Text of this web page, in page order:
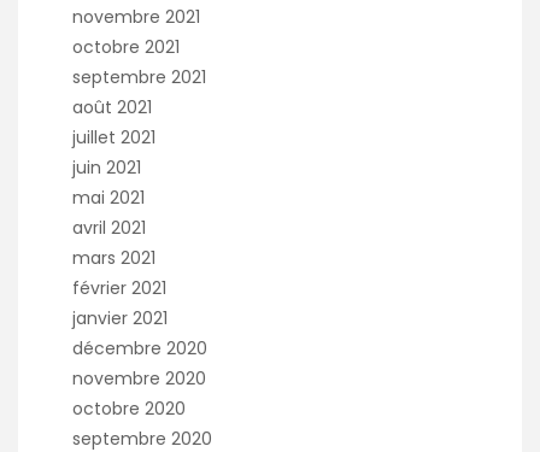
novembre 2021
octobre 2021
septembre 2021
août 2021
juillet 2021
juin 2021
mai 2021
avril 2021
mars 2021
février 2021
janvier 2021
décembre 2020
novembre 2020
octobre 2020
septembre 2020